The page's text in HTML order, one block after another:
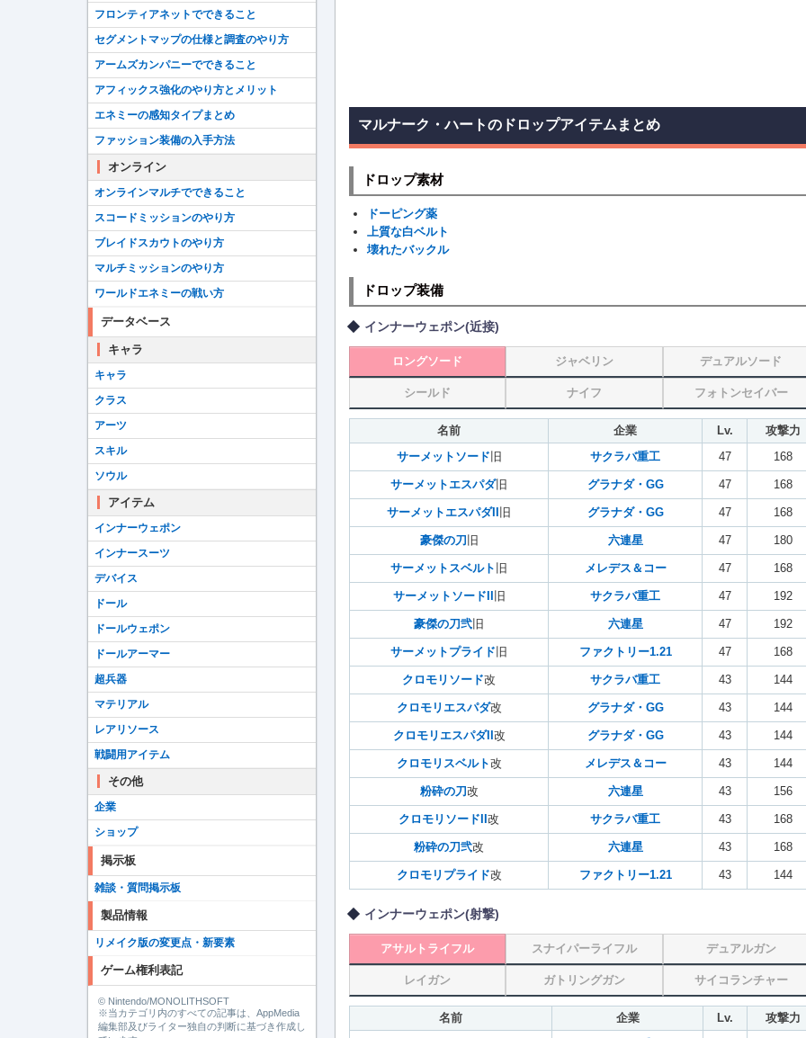
マルナーク・ハートのドロップアイテムまとめ
ドロップ素材
ドーピング薬
上質な白ベルト
壊れたバックル
ドロップ装備
インナーウェポン(近接)
ロングソード ジャベリン デュアルソード
シールド ナイフ フォトンセイバー
名前 企業 Lv.
攻撃力
サーメットソード 旧 サクラバ重工 47 168
サーメットエスパダ旧 グラナダ・GG 47 168
サーメットエスパダII 旧 グラナダ・GG 47 168
豪傑の刀 旧 六連星 47 180
サーメットスベルト 旧 メレデス＆コー 47 168
サーメットソードII 旧 サクラバ重工 47 192
豪傑の刀弐 旧 六連星 47 192
サーメットプライド 旧 ファクトリー1.21 47 168
クロモリソード改 サクラバ重工 43 144
クロモリエスパダ改 グラナダ・GG 43 144
クロモリエスパダII 改 グラナダ・GG 43 144
クロモリスベルト改 メレデス＆コー 43 144
粉砕の刀改 六連星 43 156
クロモリソードII 改 サクラバ重工 43 168
粉砕の刀弐改 六連星 43 168
クロモリプライド改 ファクトリー1.21 43 144
インナーウェポン(射撃)
アサルトライフル スナイパーライフル デュアルガン
レイガン ガトリングガン サイコランチャー
名前 企業 Lv.
攻撃力
フロンティアネットでできること
セグメントマップの仕様と調査のやり方
アームズカンパニーでできること
アフィックス強化のやり方とメリット
エネミーの感知タイプまとめ
ファッション装備の入手方法
オンライン
オンラインマルチでできること
スコードミッションのやり方
ブレイドスカウトのやり方
マルチミッションのやり方
ワールドエネミーの戦い方
データベース
キャラ
キャラ
クラス
アーツ
スキル
ソウル
アイテム
インナーウェポン
インナースーツ
デバイス
ドール
ドールウェポン
ドールアーマー
超兵器
マテリアル
レアリソース
戦闘用アイテム
その他
企業
ショップ
掲示板
雑談・質問掲示板
製品情報
リメイク版の変更点・新要素
ゲーム権利表記
© Nintendo/MONOLITHSOFT
※当カテゴリ内のすべての記事は、AppMedia
編集部及びライター独自の判断に基づき作成し